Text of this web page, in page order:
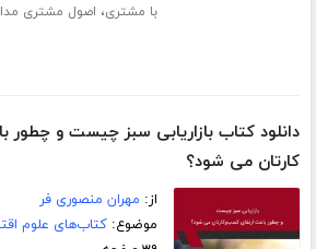
با مشتری، اصول مشتری
دانلود کتاب بازاریابی سبز چیست و
کارتان می شود؟
از: مهران منصوری فر
موضوع:کتاب‌های علوم